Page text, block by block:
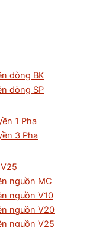
dòng BK
dòng SP
1 Pha
3 Pha
nguồn MC
nguồn V10
nguồn V20
nguồn V25